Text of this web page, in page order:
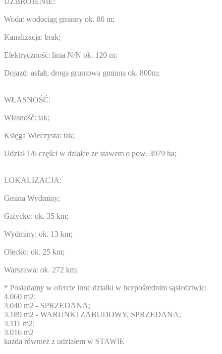
Woda: wodociąg gminny ok. 80 m;
Kanalizacja: brak;
Elektryczność: linia N/N ok. 120 m;
Dojazd: asfalt, droga gruntowa gminna ok. 800m;
WŁASNOŚĆ:
Własność: tak;
Księga Wieczysta: tak;
Udział 1/6 części w działce ze stawem o pow. 3979 ha;
LOKALIZACJA:
Gmina Wydminy;
Giżycko: ok. 35 km;
Wydminy: ok. 13 km;
Olecko: ok. 25 km;
Warszawa: ok. 272 km;
* Posiadamy w ofercie inne działki w bezpośrednim sąsiedztwie:
4.060 m2;
3.040 m2 - SPRZEDANA;
3.189 m2 - WARUNKI ZABUDOWY, SPRZEDANA;
3.111 m2;
3.016 m2
każda również z udziałem w STAWIE